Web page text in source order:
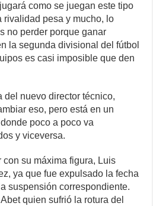
k
como se juegan este tipo
rivalidad pesa y mucho, lo
no perder porque ganar
la segunda divisional del fútbol
es casi imposible que den
del nuevo director técnico,
eso, pero está en un
poco a poco va
y viceversa.
con su máxima figura, Luis
ya que fue expulsado la fecha
suspensión correspondiente.
quien sufrió la rotura del